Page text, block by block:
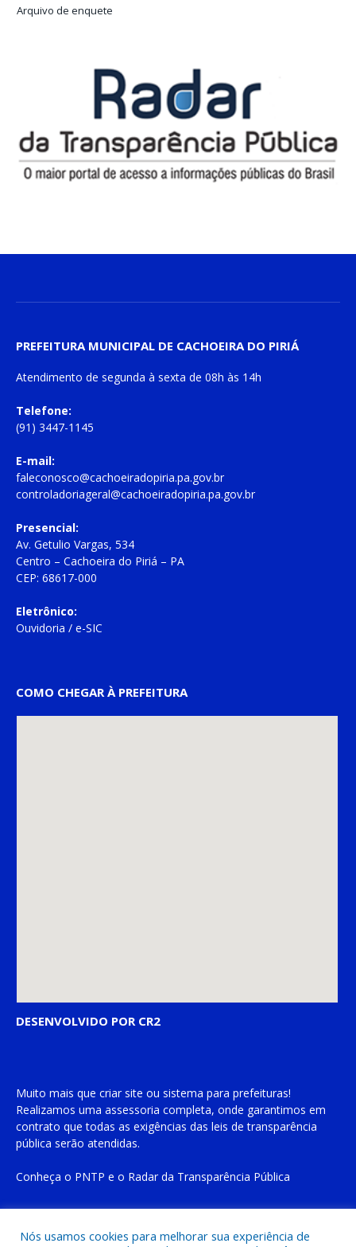
Arquivo de enquete
PREFEITURA MUNICIPAL DE CACHOEIRA DO PIRIÁ
Atendimento de segunda à sexta de 08h às 14h
Telefone:
(91) 3447-1145
E-mail:
faleconosco@cachoeiradopiria.pa.gov.br
controladoriageral@cachoeiradopiria.pa.gov.br
Presencial:
Av. Getulio Vargas, 534
Centro – Cachoeira do Piriá – PA
CEP: 68617-000
Eletrônico:
Ouvidoria / e-SIC
COMO CHEGAR À PREFEITURA
DESENVOLVIDO POR CR2
Muito mais que criar site ou sistema para prefeituras!
Realizamos uma assessoria completa, onde garantimos em
contrato que todas as exigências das leis de transparência
pública serão atendidas.
Conheça o PNTP e o Radar da Transparência Pública
Nós usamos cookies para melhorar sua experiência de